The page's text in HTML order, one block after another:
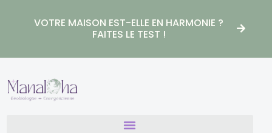
VOTRE MAISON EST-ELLE EN HARMONIE ?
FAITES LE TEST !